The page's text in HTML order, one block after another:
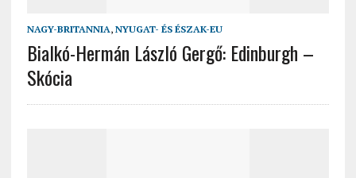
NAGY-BRITANNIA, NYUGAT- ÉS ÉSZAK-EU
Bialkó-Hermán László Gergő: Edinburgh –
Skócia